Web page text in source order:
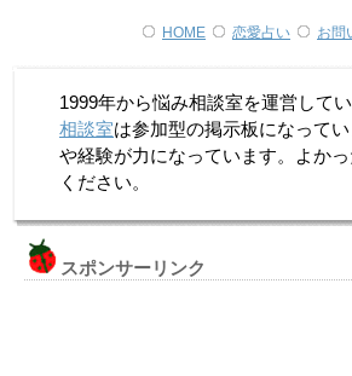
HOME 恋愛占い お問
1999年から悩み相談室を運営してい
相談室は参加型の掲示板になって
や経験が力になっています。よか
ください。
スポンサーリンク